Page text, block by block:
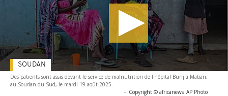
Des patients sont assis devant le service de malnutrition de l'hôpital Bunj à Maban,
au Soudan du Sud, le mardi 19 août 2025.
- Copyright © africanews AP Photo
SOUDAN